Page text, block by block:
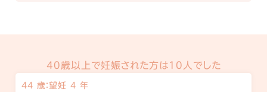
40歳以上で妊娠された方は10人でした
44 歳：望妊 4 年